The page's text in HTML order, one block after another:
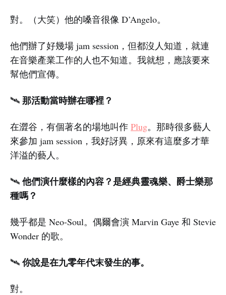
對。（大笑）他的嗓音很像 D’Angelo。
他們辦了好幾場 jam session，但都沒人知道，就連
在音樂產業工作的人也不知道。我就想，應該要來
幫他們宣傳。
🛰️ 那活動當時辦在哪裡？
在澀谷，有個著名的場地叫作 Plug。那時很多藝人
來參加 jam session，我好訝異，原來有這麼多才華
洋溢的藝人。
🛰️ 他們演什麼樣的內容？是經典靈魂樂、爵士樂那
種嗎？
幾乎都是 Neo-Soul。偶爾會演 Marvin Gaye 和 Stevie
Wonder 的歌。
🛰️你說是在九零年代末發生的事。
對。